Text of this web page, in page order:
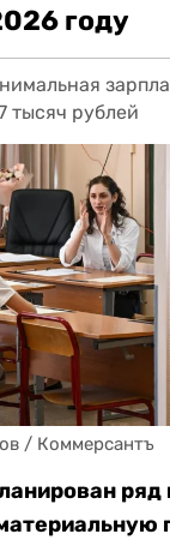
году
тысяч рублей
/ Коммерсантъ